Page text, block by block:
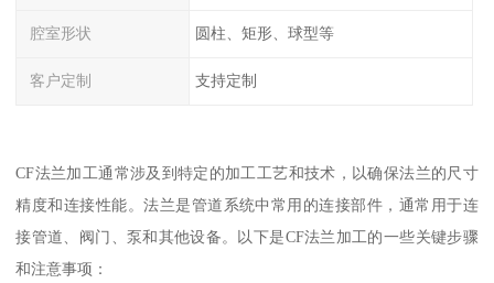
腔室形状 圆柱、矩形、球型等
客户定制 支持定制
CF法兰加工通常涉及到特定的加工工艺和技术，以确保法兰的尺寸
精度和连接性能。法兰是管道系统中常用的连接部件，通常用于连
接管道、阀门、泵和其他设备。以下是CF法兰加工的一些关键步骤
和注意事项：